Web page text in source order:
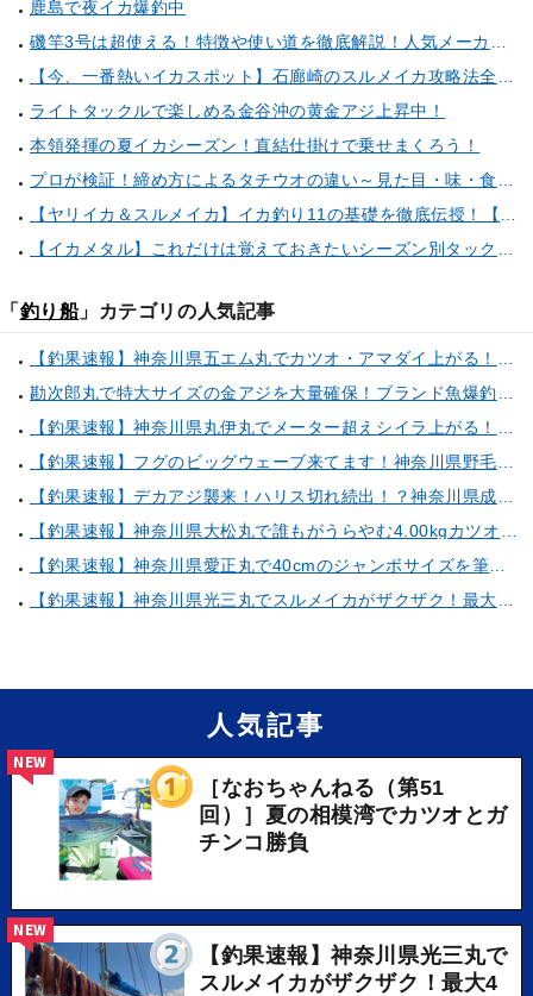
鹿島で夜イカ爆釣中
磯竿3号は超使える！特徴や使い道を徹底解説！人気メーカーのおすすめ磯竿もピックアップ！
【今、一番熱いイカスポット】石廊崎のスルメイカ攻略法全解説！（とび島丸／西伊豆 土肥恋人岬）
ライトタックルで楽しめる金谷沖の黄金アジ上昇中！
本領発揮の夏イカシーズン！直結仕掛けで乗せまくろう！
プロが検証！締め方によるタチウオの違い～見た目・味・食感・生臭さを徹底的に分析します～
【ヤリイカ＆スルメイカ】イカ釣り11の基礎を徹底伝授！【中編】（喜平治丸／三浦半島剣崎間口港）
【イカメタル】これだけは覚えておきたいシーズン別タックルセレクト術
「 釣り船」カテゴリの人気記事
【釣果速報】神奈川県五エム丸でカツオ・アマダイ上がる！イトヨリ・カサゴ・鬼カサゴなどゲストも多種多様！充実の釣行をお約束します！
勘次郎丸で特大サイズの金アジを大量確保！ブランド魚爆釣の秘密は船長特製の「アレ」だった！【口コミ多数掲載】
【釣果速報】神奈川県丸伊丸でメーター超えシイラ上がる！夏の海のモンスターと勝負したいなら今すぐ予約を！
【釣果速報】フグのビッグウェーブ来てます！神奈川県野毛屋釣船店で38cmのショウサイフグGET！このチャンスを逃すな！
【釣果速報】デカアジ襲来！ハリス切れ続出！？神奈川県成銀丸は今が狙い目の大チャンス！
【釣果速報】神奈川県大松丸で誰もがうらやむ4.00kgカツオをキャッチ！あなたも乗船して青物三昧しませんか？
【釣果速報】神奈川県愛正丸で40cmのジャンボサイズを筆頭にアジが釣れまくり！味も極上な今が乗船どき！
【釣果速報】神奈川県光三丸でスルメイカがザクザク！最大40cm！気になる竿頭の仕掛けは？
人気記事
［なおちゃんねる（第51
回）］夏の相模湾でカツオとガ
チンコ勝負
NEW
【釣果速報】神奈川県光三丸で
スルメイカがザクザク！最大4
NEW